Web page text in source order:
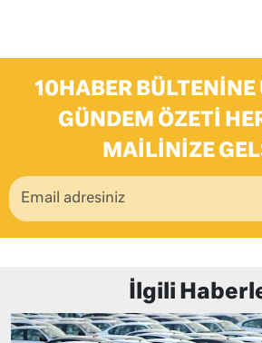
10HABER BÜLTENINE
GÜNDEM ÖZETI
MAILINIZE
İlgili